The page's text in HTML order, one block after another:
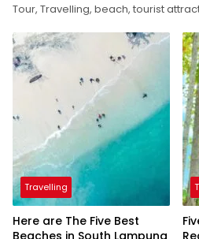
Tour, Travelling, beach, tourist
Travelling
Here are The Five Best
Beaches in South Lampung